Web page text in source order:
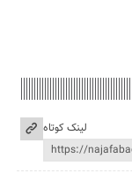
لینک کوتاه